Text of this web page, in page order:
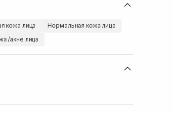
кожа лица
Нормальная кожа лица
/акне лица